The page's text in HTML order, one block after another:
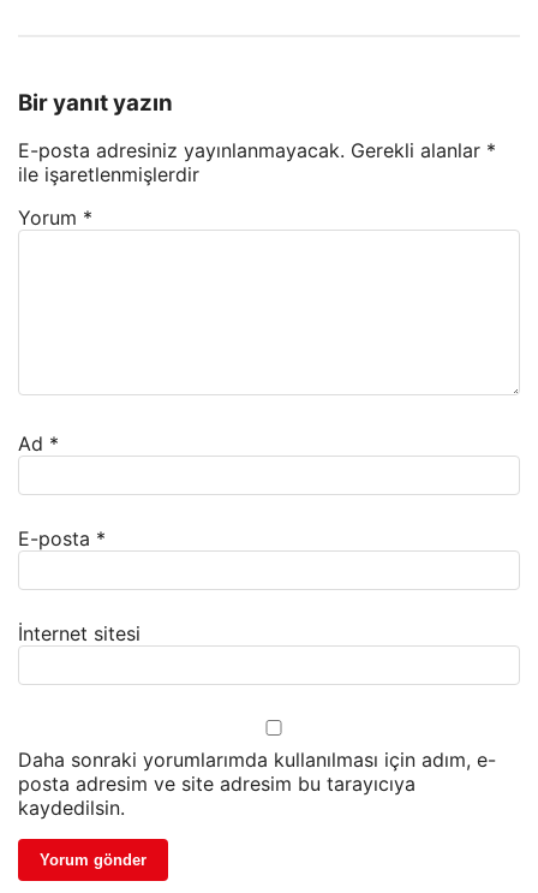
Bir yanıt yazın
E-posta adresiniz yayınlanmayacak. Gerekli alanlar *
ile işaretlenmişlerdir
Yorum *
Ad *
E-posta *
İnternet sitesi
Daha sonraki yorumlarımda kullanılması için adım, e-
posta adresim ve site adresim bu tarayıcıya
kaydedilsin.